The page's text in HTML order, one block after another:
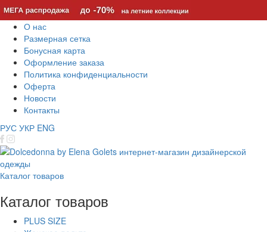
О нас
Размерная сетка
Бонусная карта
Оформление заказа
Политика конфиденциальности
Оферта
Новости
Контакты
РУС УКР ENG
Каталог товаров
Каталог товаров
PLUS SIZE